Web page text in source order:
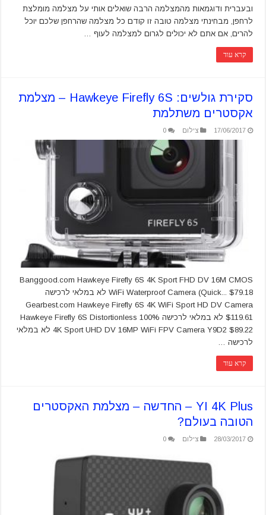
ובעברית ודוגמאות מהמצלמה הרבה שואלים אותי על מצלמה מומלצת
לרחפן, מבחינתי מצלמה טובה זו קודם כל מצלמה שהרחפן שלכם יוכל
להרים, אם אתם לא יכולים לגרום למצלמה לעוף …
קרא עוד
סקירת גולשים: Hawkeye Firefly 6S – מצלמת
אקסטרים משתלמת
17/06/2017 צילום 0
Banggood.com Hawkeye Firefly 6S 4K Sport FHD DV 16M CMOS
WiFi Waterproof Camera (Quick... $79.18 לא במלאי לרכישה
Gearbest.com Hawkeye Firefly 6S 4K WiFi Sport HD DV Camera
$119.61 לא במלאי לרכישה 100% Hawkeye Firefly 6S Distortionless
4K Sport UHD DV 16MP WiFi FPV Camera Y9D2 $89.22 לא במלאי
לרכישה …
קרא עוד
YI 4K Plus – החדשה – מצלמת האקסטרים
הטובה בעולם?
28/03/2017 צילום 0